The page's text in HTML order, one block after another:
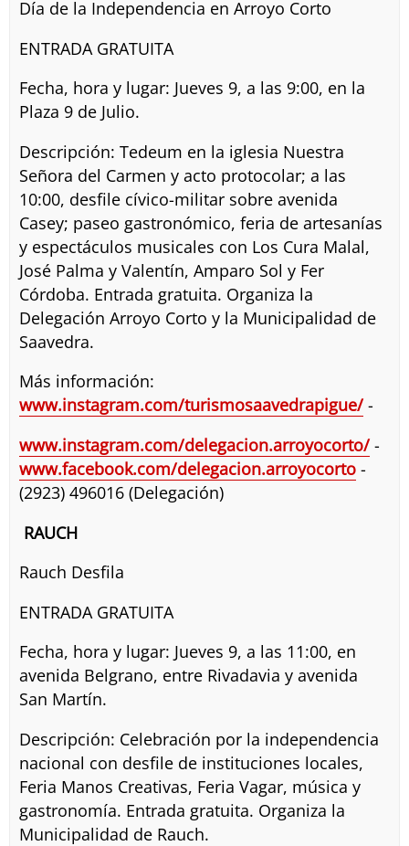
Día de la Independencia en Arroyo Corto
ENTRADA GRATUITA
Fecha, hora y lugar: Jueves 9, a las 9:00, en la
Plaza 9 de Julio.
Descripción: Tedeum en la iglesia Nuestra
Señora del Carmen y acto protocolar; a las
10:00, desfile cívico-militar sobre avenida
Casey; paseo gastronómico, feria de artesanías
y espectáculos musicales con Los Cura Malal,
José Palma y Valentín, Amparo Sol y Fer
Córdoba. Entrada gratuita. Organiza la
Delegación Arroyo Corto y la Municipalidad de
Saavedra.
Más información:
www.instagram.com/turismosaavedrapigue/-
www.instagram.com/delegacion.arroyocorto/-
www.facebook.com/delegacion.arroyocorto-
(2923) 496016 (Delegación)
RAUCH
Rauch Desfila
ENTRADA GRATUITA
Fecha, hora y lugar: Jueves 9, a las 11:00, en
avenida Belgrano, entre Rivadavia y avenida
San Martín.
Descripción: Celebración por la independencia
nacional con desfile de instituciones locales,
Feria Manos Creativas, Feria Vagar, música y
gastronomía. Entrada gratuita. Organiza la
Municipalidad de Rauch.